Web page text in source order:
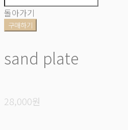
돌아가기
구매하기
sand plate
28,000원